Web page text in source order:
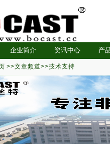
企业简介 资讯中心 产
>>文章频道>>技术支持